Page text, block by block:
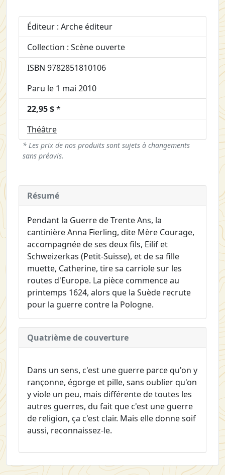
Éditeur : Arche éditeur
Collection : Scène ouverte
ISBN 9782851810106
Paru le 1 mai 2010
22,95 $*
Théâtre
* Les prix de nos produits sont sujets à changements
sans préavis.
Résumé
Pendant la Guerre de Trente Ans, la
cantinière Anna Fierling, dite Mère Courage,
accompagnée de ses deux fils, Eilif et
Schweizerkas (Petit-Suisse), et de sa fille
muette, Catherine, tire sa carriole sur les
routes d'Europe. La pièce commence au
printemps 1624, alors que la Suède recrute
pour la guerre contre la Pologne.
Quatrième de couverture
Dans un sens, c'est une guerre parce qu'on y
rançonne, égorge et pille, sans oublier qu'on
y viole un peu, mais différente de toutes les
autres guerres, du fait que c'est une guerre
de religion, ça c'est clair. Mais elle donne soif
aussi, reconnaissez-le.